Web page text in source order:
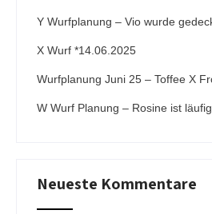
Y Wurfplanung – Vio wurde
X Wurf *14.06.2025
Wurfplanung Juni 25 – Toffee X
W Wurf Planung – Rosine ist läufig
Neueste Kommentare